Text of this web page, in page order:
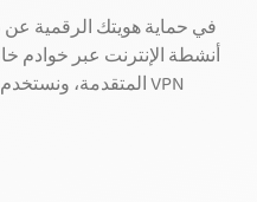
أنشطة الإنترنت عبر خوادم